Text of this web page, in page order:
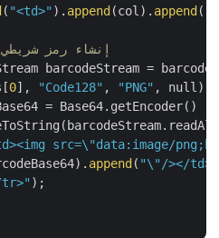
("<td>" ).append(col).append
// إنشاء رمز شريطي
barcodeStream =
0 ], "Code128" , "PNG"
,
= Base64.getEncoder()
src=\"data:image/
append ("\"/></
tr>" );